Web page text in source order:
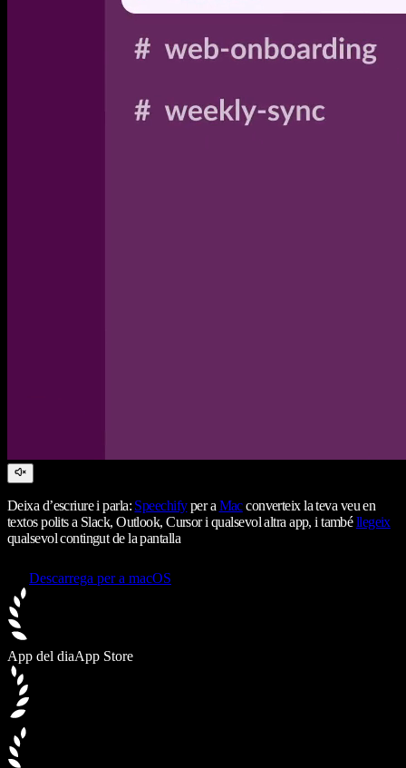
Deixa d’escriure i parla: Speechifyper a Macconverteix la teva veu en
textos polits a Slack, Outlook, Cursor i qualsevol altra app, i tambéllegeix
qualsevol contingut de la pantalla
Descarrega per a macOS
App del diaApp Store